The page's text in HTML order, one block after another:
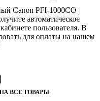
Canon PFI-1000CO |
автоматическое
пользователя. В
для оплаты на нашем
ВСЕ ТОВАРЫ